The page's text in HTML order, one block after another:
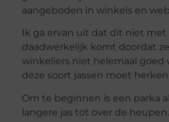
aangeboden in winkels en
Ik ga ervan uit dat dit niet met
daadwerkelijk komt doordat
winkeliers niet helemaal goed
deze soort jassen moet
Om te beginnen is een parka
langere jas tot over de